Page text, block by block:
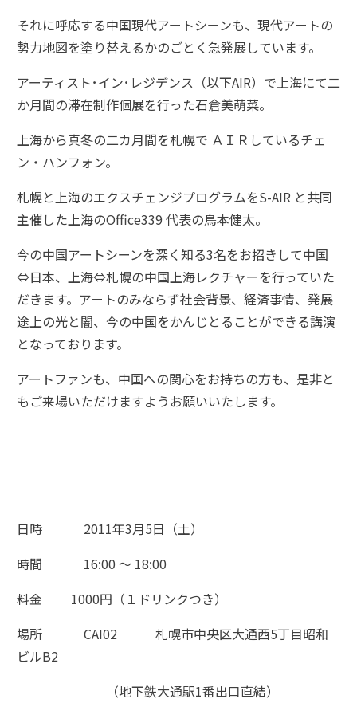
それに呼応する中国現代アートシーンも、現代アートの
勢力地図を塗り替えるかのごとく急発展しています。
アーティスト･イン･レジデンス（以下AIR）で上海にて二
か月間の滞在制作個展を行った石倉美萌菜。
上海から真冬の二カ月間を札幌で ＡＩＲしているチェ
ン・ハンフォン。
札幌と上海のエクスチェンジプログラムをS-AIR と共同
主催した上海のOffice339 代表の鳥本健太。
今の中国アートシーンを深く知る3名をお招きして中国
⇔日本、上海⇔札幌の中国上海レクチャーを行っていた
だきます。アートのみならず社会背景、経済事情、発展
途上の光と闇、今の中国をかんじとることができる講演
となっております。
アートファンも、中国への関心をお持ちの方も、是非と
もご来場いただけますようお願いいたします。
日時 2011年3月5日（土）
時間 16:00 ～ 18:00
料金 1000円（１ドリンクつき）
場所 CAI02 札幌市中央区大通西5丁目昭和
ビルB2
（地下鉄大通駅1番出口直結）